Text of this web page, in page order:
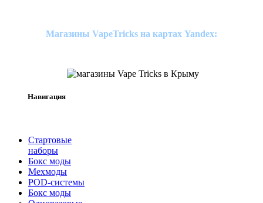
Магазины VapeTricks на картах Yandex:
Навигация
Стартовые
наборы
Бокс моды
Мехмоды
POD-системы
Бокс моды